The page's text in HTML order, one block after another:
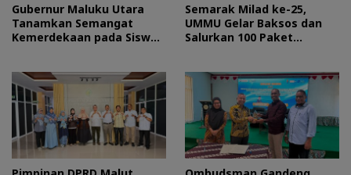
Gubernur Maluku Utara
Tanamkan Semangat
Kemerdekaan pada Siswa
Semarak Milad ke-25,
UMMU Gelar Baksos dan
Salurkan 100 Paket